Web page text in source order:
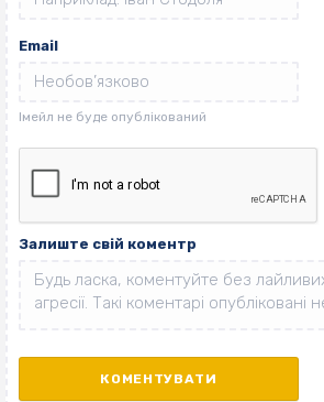
Email
Залиште свій коментр